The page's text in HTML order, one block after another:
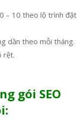
– 10 theo lộ trình đặt
dần theo mỗi tháng.
rệt.
gói SEO